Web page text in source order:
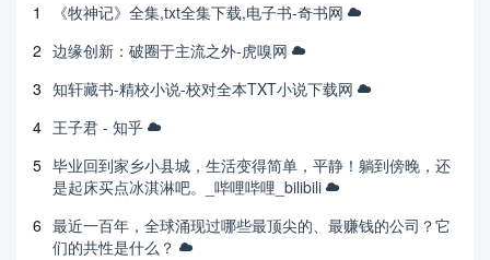
1
《牧神记》全集,txt全集下载,电子书-奇书网
2 边缘创新：破圈于主流之外-虎嗅网
3 知轩藏书-精校小说-校对全本TXT小说下载网
4 王子君 - 知乎
5 毕业回到家乡小县城，生活变得简单，平静！躺到傍晚，还
是起床买点冰淇淋吧。_哔哩哔哩_bilibili
6 最近一百年，全球涌现过哪些最顶尖的、最赚钱的公司？它
们的共性是什么？